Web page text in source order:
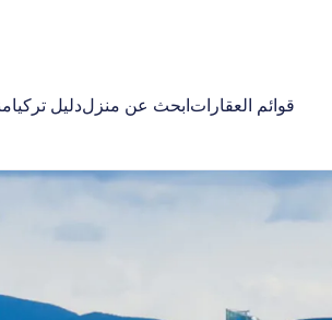
قوائم العقارات ابحث عن منزلدليل تركيا